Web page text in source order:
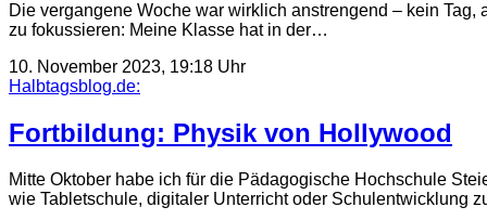
Die vergangene Woche war wirklich anstrengend – kein
zu fokussieren: Meine Klasse hat in der…
10. November 2023, 19:18 Uhr
Halbtagsblog.de:
Fortbildung: Physik von Hollywood
Mitte Oktober habe ich für die Pädagogische Hochschule
wie Tabletschule, digitaler Unterricht oder Schulentwicklung